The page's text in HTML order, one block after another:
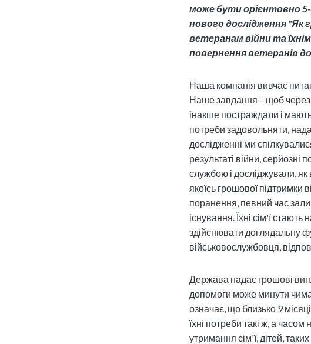
може бути орієнтовно
нового дослідження "Як
ветеранам війни та
повернення ветеранів
Наша компанія вивчає
Наше завдання – щоб через
інакше постраждали і
потреби задовольняти,
дослідженні ми
результаті війни,
службою і досліджували,
якоїсь грошової підтримки
поранення, певний час
існування. Їхні сім'ї
здійснювати доглядальну
військовослужбовця,
Держава надає грошові
допомоги може минути
означає, що близько 9
їхні потреби такі ж, а
утримання сім'ї, дітей,